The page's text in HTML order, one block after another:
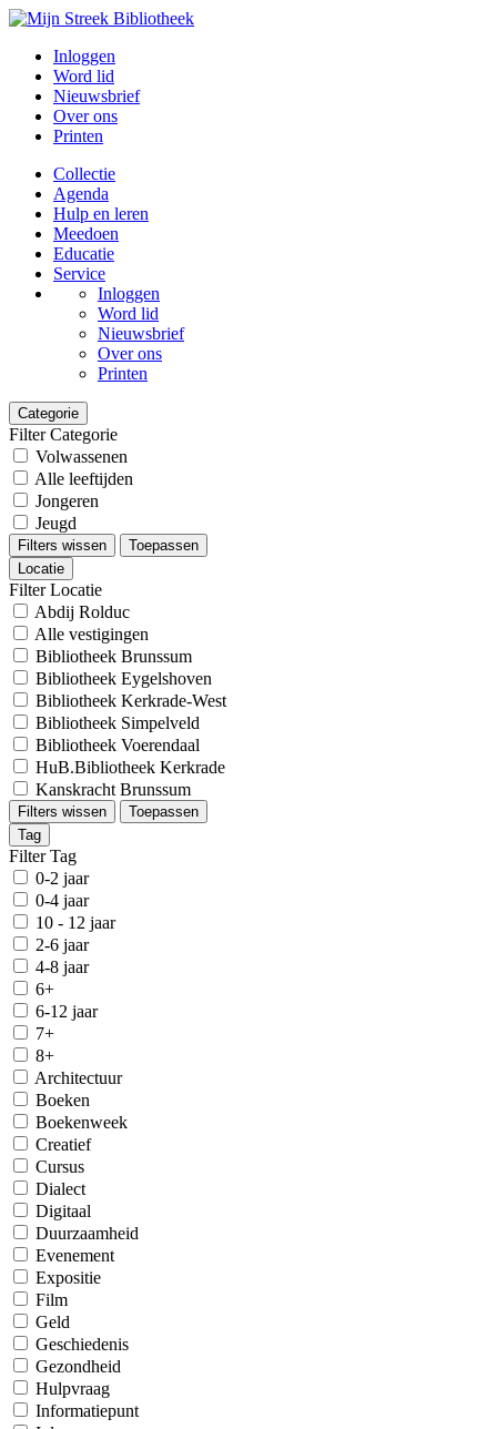
Inloggen
Word lid
Nieuwsbrief
Over ons
Printen
Collectie
Agenda
Hulp en leren
Meedoen
Educatie
Service
Inloggen
Word lid
Nieuwsbrief
Over ons
Printen
Categorie
Filter Categorie
Volwassenen
Alle leeftijden
Jongeren
Jeugd
Filters wissen
Toepassen
Locatie
Filter Locatie
Abdij Rolduc
Alle vestigingen
Bibliotheek Brunssum
Bibliotheek Eygelshoven
Bibliotheek Kerkrade-West
Bibliotheek Simpelveld
Bibliotheek Voerendaal
HuB.Bibliotheek Kerkrade
Kanskracht Brunssum
Filters wissen
Toepassen
Tag
Filter Tag
0-2 jaar
0-4 jaar
10 - 12 jaar
2-6 jaar
4-8 jaar
6+
6-12 jaar
7+
8+
Architectuur
Boeken
Boekenweek
Creatief
Cursus
Dialect
Digitaal
Duurzaamheid
Evenement
Expositie
Film
Geld
Geschiedenis
Gezondheid
Hulpvraag
Informatiepunt